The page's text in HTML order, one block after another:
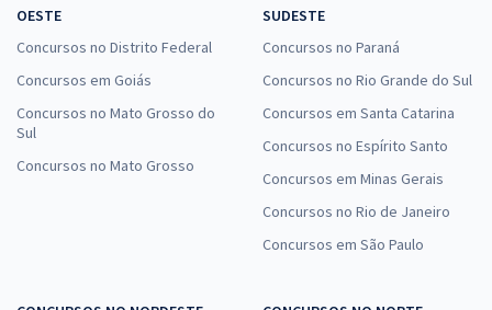
OESTE
Concursos no Distrito Federal
Concursos em Goiás
Concursos no Mato Grosso do
Sul
Concursos no Mato Grosso
SUDESTE
Concursos no Paraná
Concursos no Rio Grande do Sul
Concursos em Santa Catarina
Concursos no Espírito Santo
Concursos em Minas Gerais
Concursos no Rio de Janeiro
Concursos em São Paulo